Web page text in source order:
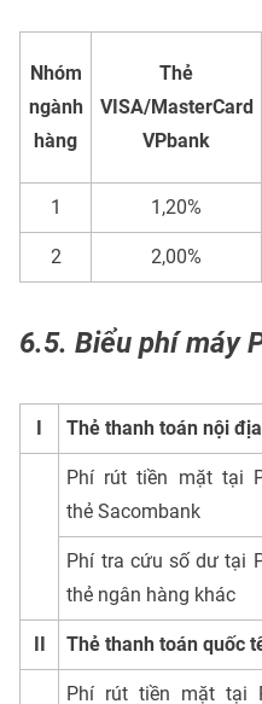
Nhóm
ngành
hàng
Thẻ
VISA/MasterCard
VPbank
1 1,20%
2 2,00%
6.5. Biểu phí máy
I Thẻ thanh toán nội
Phí rút tiền mặt tại
thẻ Sacombank
Phí tra cứu số dư tại
thẻ ngân hàng khác
II Thẻ thanh toán quốc
Phí rút tiền mặt tại